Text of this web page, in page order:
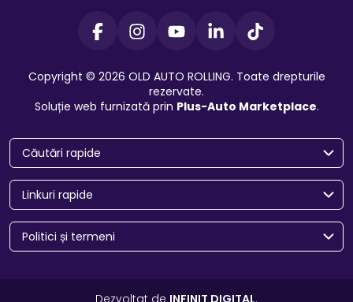
Copyright © 2026 OLD AUTO ROLLING. Toate drepturile
rezervate.
Soluție web furnizată prin Plus-Auto Marketplace.
Căutări rapide
Linkuri rapide
Politici și termeni